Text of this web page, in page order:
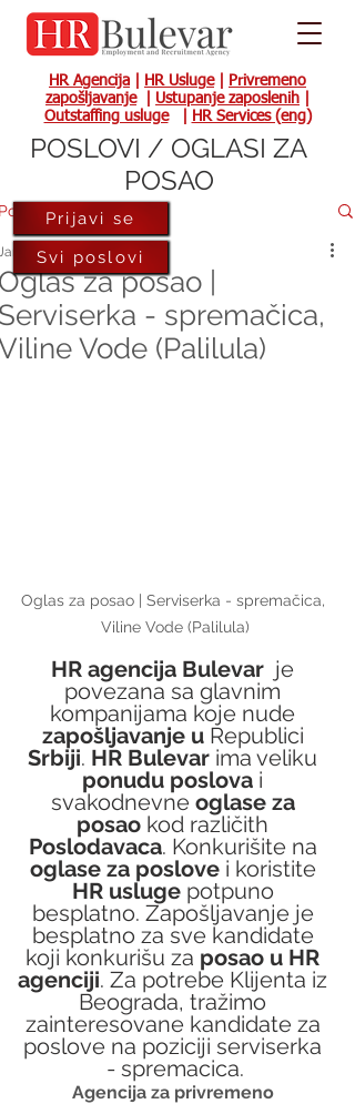
HR Agencija HR Usluge|
Privremeno
zapošljavanje| Ustupanje zaposlenih
Outstaffing usluge| HR Services (eng)
za posao |
- spremačica,
Vode (Palilula)
30, 2024
Oglas za posao | Serviserka - spremačica,
Viline Vode (Palilula)
HR agencija Bulevar je
povezana sa glavnim
kompanijama koje nude
zapošljavanje u Republici
Srbiji. HR Bulevar ima veliku
ponudu poslova i
svakodnevne oglase za
posao kod različith
Poslodavaca. Konkurišite na
oglase za poslove i koristite
HR usluge potpuno
besplatno. Zapošljavanje je
besplatno za sve kandidate
koji konkurišu za posao u HR
agenciji. Za potrebe Klijenta iz
Beograda, tražimo
zainteresovane kandidate za
poslove na poziciji serviserka
- spremacica.
Agencija za privremeno
Prijavi se
Svi poslovi
POSLOVI / OGLASI ZA
POSAO